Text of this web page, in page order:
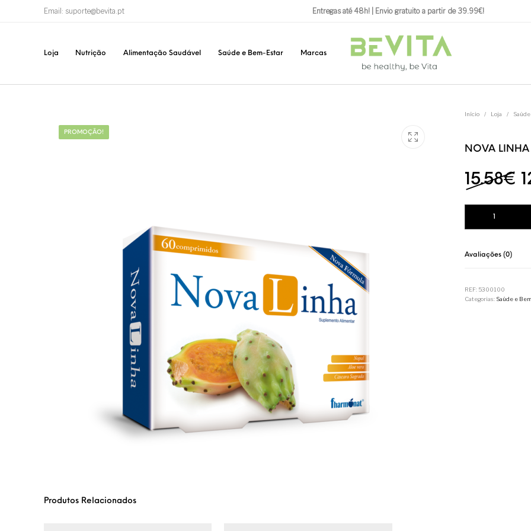
Email: suporte@bevita.pt Entregas até 48h! | Envio gratuito a partir de 39.99€!
Loja Nutrição Alimentação Saudável Saúde e Bem-Estar Marcas
PROMOÇÃO!
Início / Loja /
NOVA
15.58€
Avaliações (0)
REF: 5300100
Categorias: Saúde e
Produtos Relacionados